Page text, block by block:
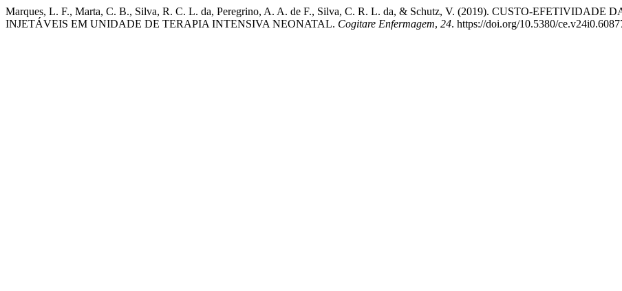
Marques, L. F., Marta, C. B., Silva, R. C. L. da, Peregrino, A. A. de F., Silva, C. R. L. da, & Schutz, V. (2019). CUSTO-
INJETÁVEIS EM UNIDADE DE TERAPIA INTENSIVA NEONATAL. Cogitare Enfermagem, 24. https://doi.org/10.5380/